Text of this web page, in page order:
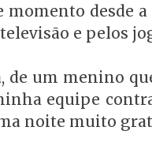
desde
e pelos
de um menino
equipe
noite muito